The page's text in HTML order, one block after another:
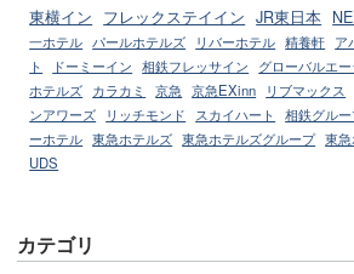
東横イン フレックステイイン JR東日本
一ホテル パールホテルズ リバーホテル 精養軒 ア
ト
ドーミーイン 相鉄フレッサイン グローバルエ
ホテルズ カラカミ 京急 京急EXinn リブマックス
ンアワーズ
リッチモンド スカイハート 相鉄グル
ーホテル 東急ホテルズ 東急ホテルズグループ 東
UDS
カテゴリ